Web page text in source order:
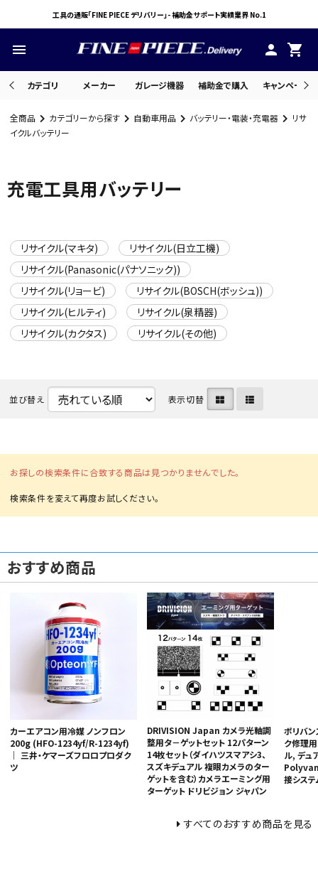
工具の通販「FINE PIECE デリバリー」- 補助金サポート実績業界 No.1
menu person shopping_cart
カテゴリ メーカー ガレージ機器 補助金で購入 キャンペーン
ACCOUNT MENU
meeting_room ログイン person 会員登録
メーカーから選ぶ
全商品 カテゴリーから探す 自動車用品 バッテリー・電装・充電器
リサ
イクルバッテリー
充電工具用バッテリー
リサイクル(マキタ)
リサイクル(日立工機)
リサイクル(Panasonic(パナソニック))
リサイクル(リョービ)
リサイクル(BOSCH(ボッシュ))
リサイクル(ヒルティ)
リサイクル(泉精器)
リサイクル(カクタス)
リサイクル(その他)
並び替え 表示切替
お探しの検索条件に合致する商品は見つかりませんでした。
おすすめ商品
カーエアコン用冷媒 ノンフロン
200g (HFO-1234yf/R-1234yf)
｜ 三井・ケマーズフロロプロダク
ツ
DRIVISION Japan カメラ光軸調
整用タ－ゲットセット 12パターン
14枚セット（ダイハツスマアシ3、
スズキデュアル 複眼カメラのター
ゲットを含む）カメラエーミング用
ターゲット ドリビジョン ジャパン
ポリバ
ク修理
ル, デュ
接システ
すべてのおすすめ商品を見る